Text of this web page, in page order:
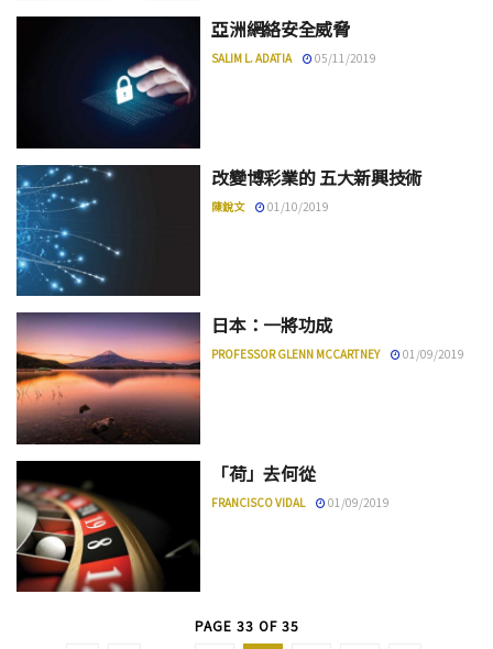
亞洲網絡安全威脅
SALIM L. ADATIA 05/11/2019
改變博彩業的 五大新興技術
陳銳文 01/10/2019
日本：一將功成
PROFESSOR GLENN MCCARTNEY 01/09/2019
「荷」去何從
FRANCISCO VIDAL 01/09/2019
PAGE 33 OF 35